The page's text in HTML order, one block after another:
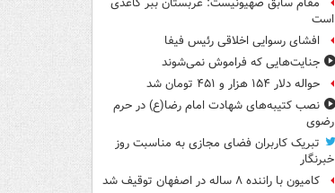
مقام سابق صهیونیست: عربستان ببر کاغذی
است
افشای رسوایی اخلاقی رئیس فیفا
جنایت‌هایی که فراموش نمی‌شوند
حواله دلار ۱۵۴ هزار و ۴۵۱ تومان شد
نصب کتیبه‌های شهادت امام رضا(ع) در حرم
رضوی
تبریک کاربران فضای مجازی به مناسبت روز
خبرنگار
کامیون با راننده ۸ ساله در اصفهان توقیف شد